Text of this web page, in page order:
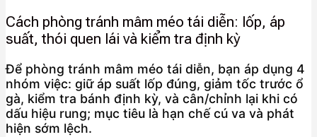
Cách phòng tránh mâm méo tái diễn: lốp, áp
suất, thói quen lái và kiểm tra định kỳ
Để phòng tránh mâm méo tái diễn, bạn áp dụng 4
nhóm việc: giữ áp suất lốp đúng, giảm tốc trước ổ
gà, kiểm tra bánh định kỳ, và cân/chỉnh lại khi có
dấu hiệu rung; mục tiêu là hạn chế cú va và phát
hiện sớm lệch.